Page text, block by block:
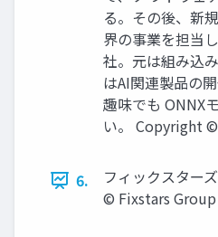
る。その後、新
界の事業を担当
社。元は組み込
はAI関連製品の
趣味でも ONNX
い。 Copyright
6.
フィックスター
© Fixstars Group